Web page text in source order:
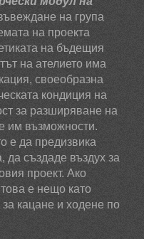
на група
на проекта
на бъдещия
на ателието има
своеобразна
кондиция на
за разширяване на
им възможности.
е да предизвика
да създаде въздух за
проект. Ако
е нещо като
кацане и ходене по